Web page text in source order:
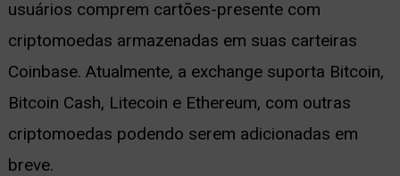
usuários comprem cartões-presente com
criptomoedas armazenadas em suas carteiras
Coinbase. Atualmente, a exchange suporta Bitcoin,
Bitcoin Cash, Litecoin e Ethereum, com outras
criptomoedas podendo serem adicionadas em
breve.